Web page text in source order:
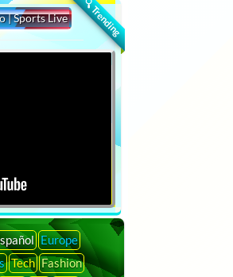
Search
🔍 Trending
| Sports Live
Europe
Tech Fashion